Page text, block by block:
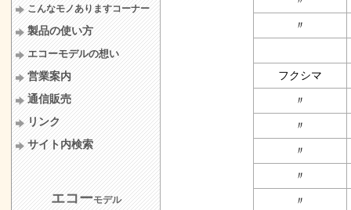
〃
フクシマ
〃
〃
〃
〃
〃
こんなモノありますコーナー
製品の使い方
エコーモデルの想い
営業案内
通信販売
リンク
サイト内検索
エコーモデル